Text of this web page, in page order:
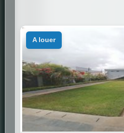
a louer